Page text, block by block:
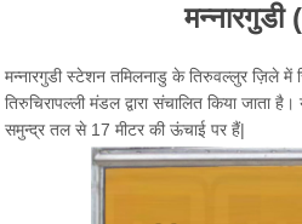
मन्नारगुडी
मन्नारगुडी स्टेशन तमिलनाडु के तिरुवल्लुर ज़िले
तिरुचिरापल्ली मंडल द्वारा संचालित किया जाता
समुन्द्र तल से 17 मीटर की ऊंचाई पर हैं|